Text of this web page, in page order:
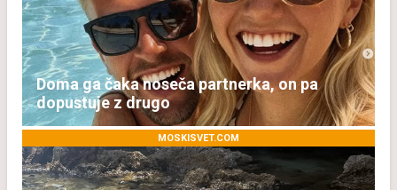
Doma ga čaka noseča partnerka, on pa
dopustuje z drugo
MOSKISVET.COM